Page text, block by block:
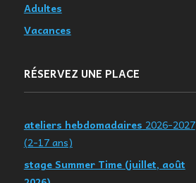
Adultes
Vacances
RÉSERVEZ UNE PLACE
ateliers hebdomadaires 2026-2027
(2-17 ans)
stage Summer Time (juillet, août